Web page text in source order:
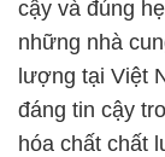
cậy và đúng
những nhà
lượng tại Việt
đáng tin cậy
hóa chất chất